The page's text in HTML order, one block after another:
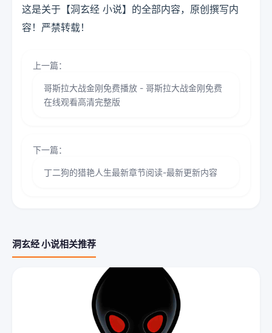
这是关于【洞玄经 小说】的全部内容，原创撰写内
容！严禁转载！
上一篇：
哥斯拉大战金刚免费播放 - 哥斯拉大战金刚免费
在线观看高清完整版
下一篇：
丁二狗的猎艳人生最新章节阅读-最新更新内容
洞玄经 小说相关推荐